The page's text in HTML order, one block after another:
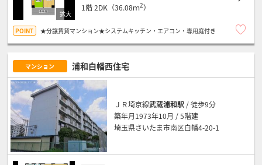
1階2DK（36.08ｍ2）
★分譲賃貸マンション★システムキッチン・エアコン・専用庭付き
マンション 浦和白幡西住宅
ＪＲ埼京線武蔵浦和駅 / 徒歩9分
築年月1973年10月 / 5階建
埼玉県さいたま市南区白幡4-20-1